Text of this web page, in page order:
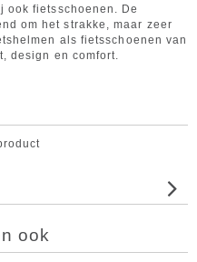
ook fietsschoenen. De
om het strakke, maar zeer
als fietsschoenen van
design en comfort.
ook